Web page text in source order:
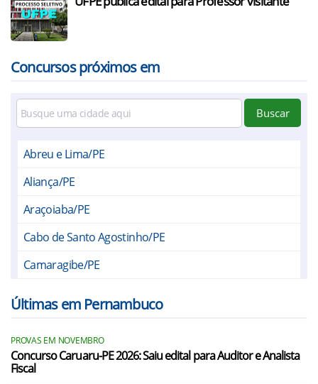
Concursos próximos em
Buscar
Abreu e Lima/PE
Aliança/PE
Araçoiaba/PE
Cabo de Santo Agostinho/PE
Camaragibe/PE
Chã Grande/PE
Condado/PE
Últimas em Pernambuco
PROVAS EM NOVEMBRO
Concurso Caruaru-PE 2026: Saiu edital para Auditor e Analista
Fiscal